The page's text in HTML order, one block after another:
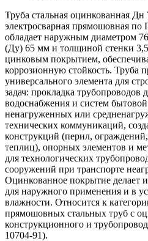
Труба стальная оцинкованная
электросварная прямошовная
обладает наружным диаметром
(Ду) 65 мм и толщиной стенки
цинковым покрытием,
коррозионную стойкость. Труба
универсального элемента для
задач: прокладка трубопроводов
водоснабжения и систем
ненагруженных или
технических коммуникаций,
конструкций (перил,
теплиц), опорных элементов и
для технологических
сооружений при транспорте
Оцинкованное покрытие делает
для наружного применения и в
влажности. Относится к
прямошовных стальных труб с
конструкционного и
10704-91).